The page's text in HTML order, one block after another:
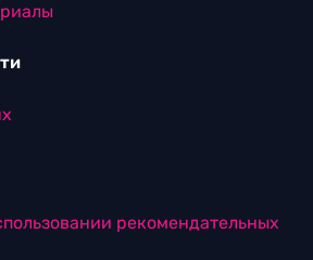
рекомендательных